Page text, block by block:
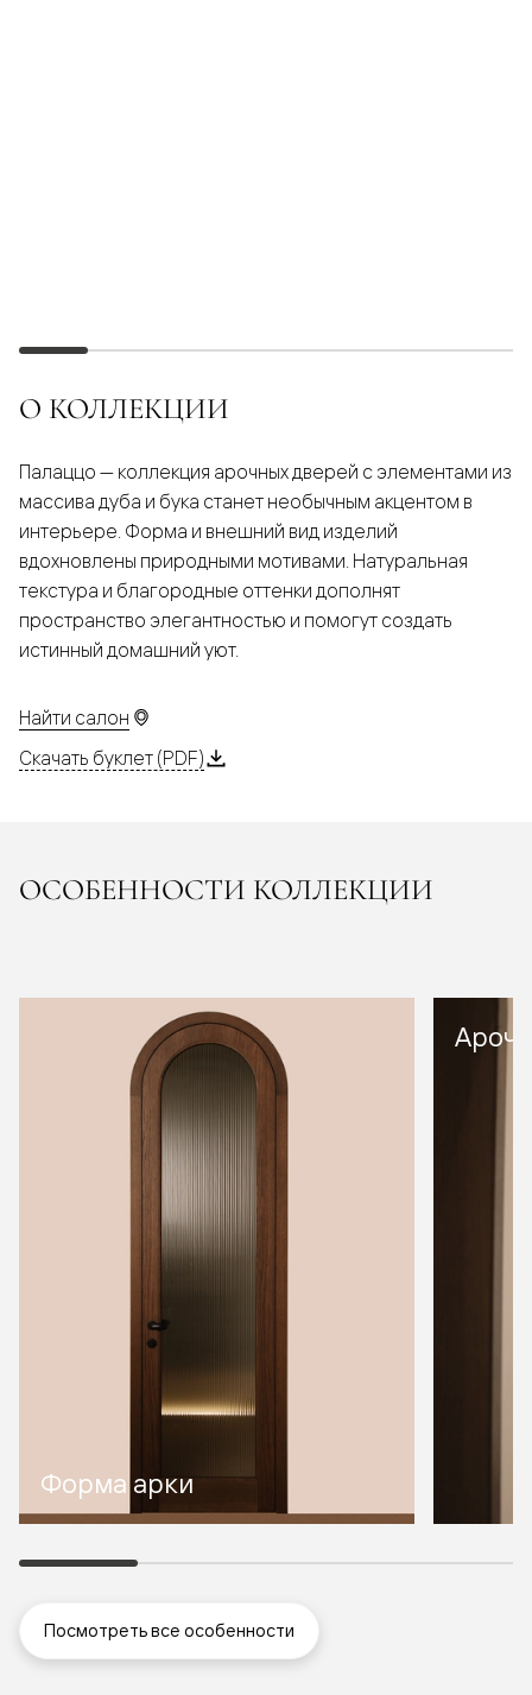
О КОЛЛЕКЦИИ
Палаццо — коллекция арочных дверей с элементами из
массива дуба и бука станет необычным акцентом в
интерьере. Форма и внешний вид изделий
вдохновлены природными мотивами. Натуральная
текстура и благородные оттенки дополнят
пространство элегантностью и помогут создать
истинный домашний уют.
Найти салон
Скачать буклет (PDF)
ОСОБЕННОСТИ КОЛЛЕКЦИИ
Форма арки
Посмотреть все особенности